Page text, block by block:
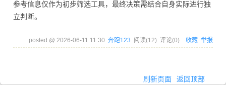
参考信息仅作为初步筛选工具，最终决策需结合自身实际进行独
立判断。
posted @ 2026-06-11 11:30 奔跑123 阅读(12) 评论(0) 收藏 举报
刷新页面 返回顶部